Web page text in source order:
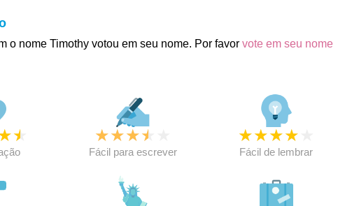
o nome Timothy votou em seu nome. Por favor vote em seu nome
★ ★★★★
Fácil para escrever
★★★★
Fácil de lembrar